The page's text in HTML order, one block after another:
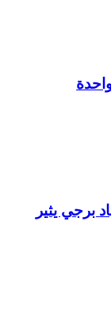
برجي يثير